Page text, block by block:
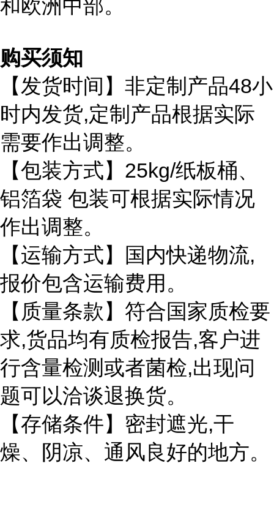
和欧洲中部。
购买须知
【发货时间】非定制产品48小
时内发货,定制产品根据实际
需要作出调整。
【包装方式】 25kg/纸板桶、
铝箔袋 包装可根据实际情况
作出调整。
【运输方式】国内快递物流,
报价包含运输费用。
【质量条款】符合国家质检要
求,货品均有质检报告,客户进
行含量检测或者菌检,出现问
题可以洽谈退换货。
【存储条件】密封遮光,干
燥、阴凉、通风良好的地方。